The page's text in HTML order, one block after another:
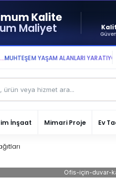
Kalite
Maliyet
YAŞAM ALANLARI YARATIYOR
İnşaat Mimari Proje Ev
Ofis-için-duvar-